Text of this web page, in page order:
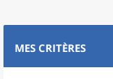
MES CRITÈRES